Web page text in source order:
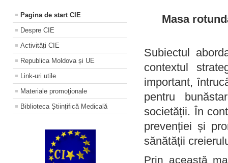
Pagina de start CIE
Despre CIE
Activități CIE
Republica Moldova și UE
Link-uri utile
Materiale promoţionale
Biblioteca Științifică Medicală
Masa
Subiectul
contextul
important,
pentru
societății. În
prevenției și
sănătății
Prin această